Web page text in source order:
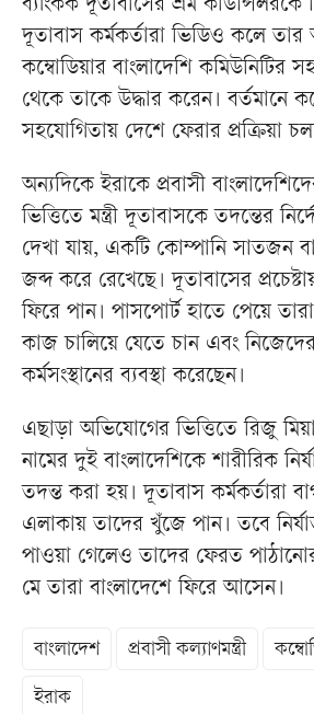
ব্যাংকক দূতাবাসের শ্রম কাউন্সিলরকে
দূতাবাস কর্মকর্তারা ভিডিও কলে তার
কম্বোডিয়ার বাংলাদেশি কমিউনিটির
থেকে তাকে উদ্ধার করেন। বর্তমানে
সহযোগিতায় দেশে ফেরার প্রক্রিয়া
অন্যদিকে ইরাকে প্রবাসী
ভিত্তিতে মন্ত্রী দূতাবাসকে তদন্তের
দেখা যায়, একটি কোম্পানি সাতজন
জব্দ করে রেখেছে। দূতাবাসের
ফিরে পান। পাসপোর্ট হাতে পেয়ে
কাজ চালিয়ে যেতে চান এবং
কর্মসংস্থানের ব্যবস্থা করেছেন।
এছাড়া অভিযোগের ভিত্তিতে রিজু
নামের দুই বাংলাদেশিকে শারীরিক
তদন্ত করা হয়। দূতাবাস কর্মকর্তারা
এলাকায় তাদের খুঁজে পান। তবে
পাওয়া গেলেও তাদের ফেরত
মে তারা বাংলাদেশে ফিরে আসেন।
বাংলাদেশ প্রবাসী কল্যাণমন্ত্রী
ইরাক